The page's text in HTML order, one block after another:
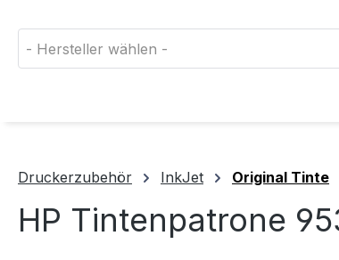
- Hersteller wählen -
Druckerzubehör InkJet Original Tinte
HP Tintenpatrone